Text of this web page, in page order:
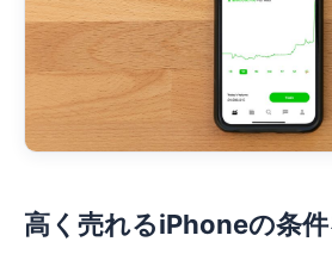
高く売れるiPhoneの条